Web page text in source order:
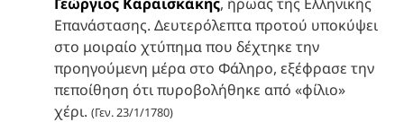
Επανάστασης. Δευτερόλεπτα προτού υποκύψει
στο μοιραίο χτύπημα που δέχτηκε την
προηγούμενη μέρα στο Φάληρο, εξέφρασε την
πεποίθηση ότι πυροβολήθηκε από «φίλιο»
χέρι. (Γεν. 23/1/1780)